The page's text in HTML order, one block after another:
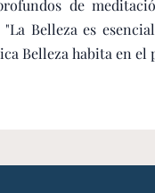
de
"La Belleza es
Belleza habita en el